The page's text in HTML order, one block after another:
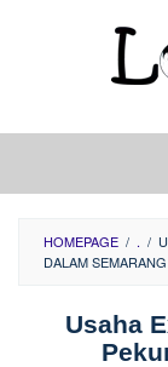
HOMEPAGE / . /
DALAM SEMARANG
Usaha